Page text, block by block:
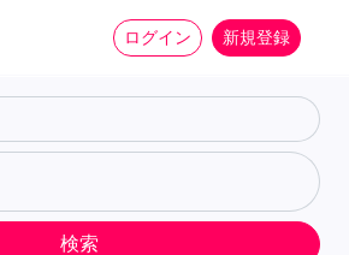
ログイン 新規登録
検索